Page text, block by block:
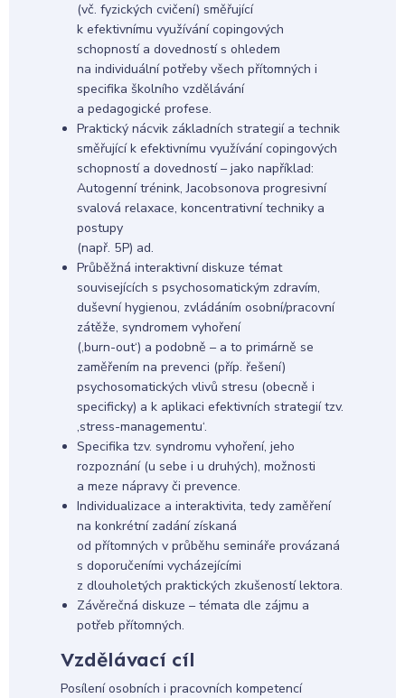
(vč. fyzických cvičení) směřující
k efektivnímu využívání copingových
schopností a dovedností s ohledem
na individuální potřeby všech přítomných i
specifika školního vzdělávání
a pedagogické profese.
Praktický nácvik základních strategií a technik
směřující k efektivnímu využívání copingových
schopností a dovedností – jako například:
Autogenní trénink, Jacobsonova progresivní
svalová relaxace, koncentrativní techniky a
postupy
(např. 5P) ad.
Průběžná interaktivní diskuze témat
souvisejících s psychosomatickým zdravím,
duševní hygienou, zvládáním osobní/pracovní
zátěže, syndromem vyhoření
(,burn-out‘) a podobně – a to primárně se
zaměřením na prevenci (příp. řešení)
psychosomatických vlivů stresu (obecně i
specificky) a k aplikaci efektivních strategií tzv.
,stress-managementu‘.
Specifika tzv. syndromu vyhoření, jeho
rozpoznání (u sebe i u druhých), možnosti
a meze nápravy či prevence.
Individualizace a interaktivita, tedy zaměření
na konkrétní zadání získaná
od přítomných v průběhu semináře provázaná
s doporučeními vycházejícími
z dlouholetých praktických zkušeností lektora.
Závěrečná diskuze – témata dle zájmu a
potřeb přítomných.
Vzdělávací cíl
Posílení osobních i pracovních kompetencí